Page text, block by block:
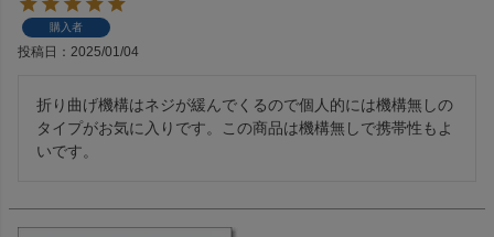
購入者
投稿日 2025/01/04
折り曲げ機構はネジが緩んでくるので個人的には機構無しの
タイプがお気に入りです。この商品は機構無しで携帯性もよ
いです。